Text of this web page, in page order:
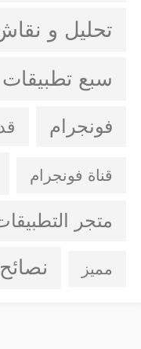
تحليل و
سبع تطبيقات
فونجرام
قناة فونجرام
متجر
مميز